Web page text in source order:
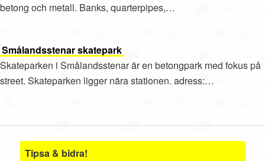
betong och metall. Banks, quarterpipes,…
Smålandsstenar skatepark
Skateparken i Smålandsstenar är en betongpark med fokus på
street. Skateparken ligger nära stationen. adress:…
Tipsa & bidra!